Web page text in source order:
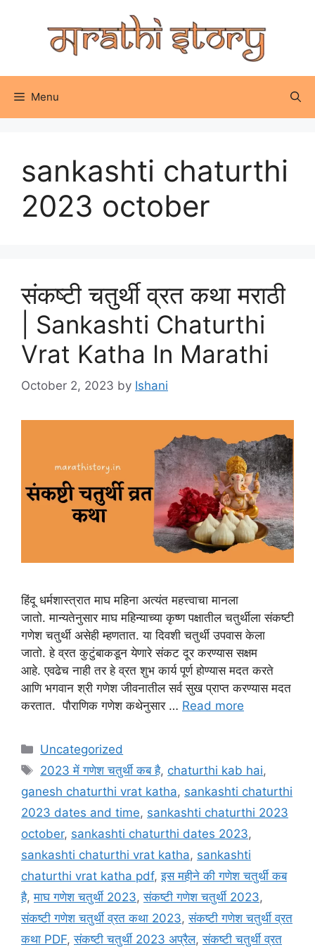
Menu
sankashti chaturthi
2023 october
संकष्टी चतुर्थी व्रत कथा मराठी
| Sankashti Chaturthi
Vrat Katha In Marathi
October 2, 2023 by Ishani
हिंदू धर्मशास्त्रात माघ महिना अत्यंत महत्त्वाचा मानला
जातो. मान्यतेनुसार माघ महिन्याच्या कृष्ण पक्षातील चतुर्थीला संकष्टी
गणेश चतुर्थी असेही म्हणतात. या दिवशी चतुर्थी उपवास केला
जातो. हे व्रत कुटुंबाकडून येणारे संकट दूर करण्यास सक्षम
आहे. एवढेच नाही तर हे व्रत शुभ कार्य पूर्ण होण्यास मदत करते
आणि भगवान श्री गणेश जीवनातील सर्व सुख प्राप्त करण्यास मदत
करतात. पौराणिक गणेश कथेनुसार … Read more
Categories
Uncategorized
Tags
2023 में गणेश चतुर्थी कब है, chaturthi kab hai,
ganesh chaturthi vrat katha, sankashti chaturthi
2023 dates and time, sankashti chaturthi 2023
october, sankashti chaturthi dates 2023,
sankashti chaturthi vrat katha, sankashti
chaturthi vrat katha pdf,इस महीने की गणेश चतुर्थी कब
है,माघ गणेश चतुर्थी 2023,संकष्टी गणेश चतुर्थी 2023,
संकष्टी गणेश चतुर्थी व्रत कथा 2023,संकष्टी गणेश चतुर्थी व्रत
कथा PDF,संकष्टी चतुर्थी 2023 अप्रैल,संकष्टी चतुर्थी व्रत